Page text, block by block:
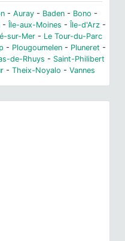
- Auray - Baden - Bono -
- Île-aux-Moines - Île-d'Arz -
sur-Mer - Le Tour-du-Parc
- Plougoumelen - Pluneret -
de-Rhuys - Saint-Philibert
- Theix-Noyalo - Vannes